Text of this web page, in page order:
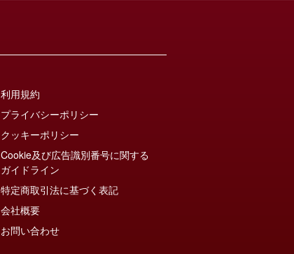
利用規約
プライバシーポリシー
クッキーポリシー
Cookie及び広告識別番号に関する
ガイドライン
特定商取引法に基づく表記
会社概要
お問い合わせ